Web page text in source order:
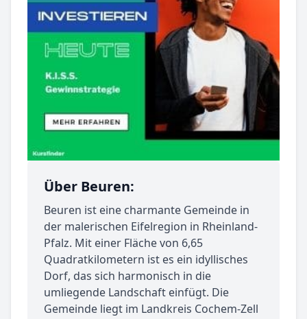
Über Beuren:
Beuren ist eine charmante Gemeinde in
der malerischen Eifelregion in Rheinland-
Pfalz. Mit einer Fläche von 6,65
Quadratkilometern ist es ein idyllisches
Dorf, das sich harmonisch in die
umliegende Landschaft einfügt. Die
Gemeinde liegt im Landkreis Cochem-Zell